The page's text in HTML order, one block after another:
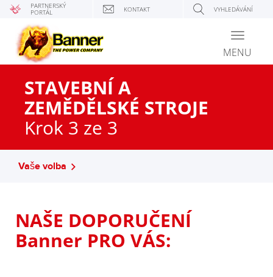
PARTNERSKÝ
PORTÁL KONTAKT VYHLEDÁVÁNÍ
Toggle
MENU
STAVEBNÍ A
ZEMĚDĚLSKÉ STROJE
Krok 3 ze 3
Vaše volba
NAŠE DOPORUČENÍ
Banner PRO VÁS: